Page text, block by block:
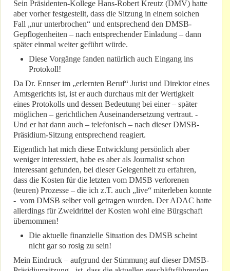
Sein Präsidenten-Kollege Hans-Robert Kreutz (DMV) hatte
aber vorher festgestellt, dass die Sitzung in einem solchen
Fall „nur unterbrochen“ und entsprechend den DMSB-
Gepflogenheiten – nach entsprechender Einladung – dann
später einmal weiter geführt würde.
Diese Vorgänge fanden natürlich auch Eingang ins
Protokoll!
Da Dr. Ennser im „erlernten Beruf“ Jurist und Direktor eines
Amtsgerichts ist, ist er auch durchaus mit der Wertigkeit
eines Protokolls und dessen Bedeutung bei einer – später
möglichen – gerichtlichen Auseinandersetzung vertraut. -
Und er hat dann auch – telefonisch – nach dieser DMSB-
Präsidium-Sitzung entsprechend reagiert.
Eigentlich hat mich diese Entwicklung persönlich aber
weniger interessiert, habe es aber als Journalist schon
interessant gefunden, bei dieser Gelegenheit zu erfahren,
dass die Kosten für die letzten vom DMSB verlorenen
(teuren) Prozesse – die ich z.T. auch „live“ miterleben konnte
- vom DMSB selber voll getragen wurden. Der ADAC hatte
allerdings für Zweidrittel der Kosten wohl eine Bürgschaft
übernommen!
Die aktuelle finanzielle Situation des DMSB scheint
nicht gar so rosig zu sein!
Mein Eindruck – aufgrund der Stimmung auf dieser DMSB-